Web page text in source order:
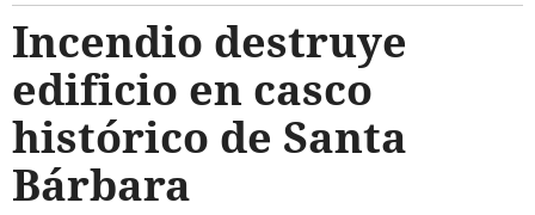
Incendio destruye
edificio en casco
histórico de Santa
Bárbara